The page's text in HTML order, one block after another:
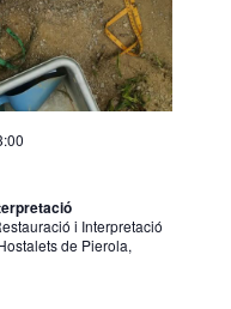
i Interpretació
de Pierola,